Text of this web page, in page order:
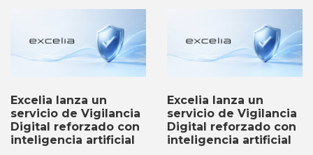
Excelia lanza un
servicio de Vigilancia
Digital reforzado con
inteligencia artificial
Excelia lanza un
servicio de Vigilancia
Digital reforzado con
inteligencia artificial